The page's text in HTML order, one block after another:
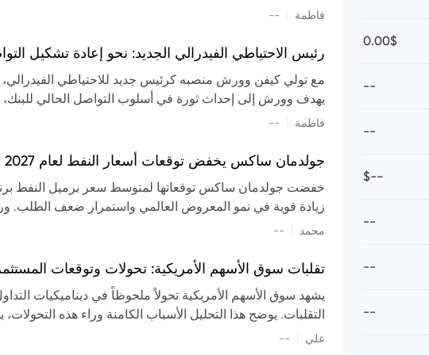
0.00$
--
--
--$
--
--
--
تشكيل تقييم الصناعة، مع توقعات بارتفاع مستمر في الأسعار
فاطمة --
رئيس الاحتياطي الفيدرالي الجديد: نحو إعادة تشكيل
مع تولي كيفن وورش منصبه كرئيس جديد للاحتياطي الفيدرالي،
يهدف وورش إلى إحداث ثورة في أسلوب التواصل الحالي للبنك،
السياسة ويمنح البنك المركزي دوراً مبالغاً فيه. يسعى إلى
فاطمة --
جولدمان ساكس يخفض توقعات أسعار النفط لعام 2027 وسط تغيرات في العرض والطلب
زيادة قوية في نمو المعروض العالمي واستمرار ضعف الطلب.
العالمية في الربع الثاني
سابقًا. من المتوقع عودة صادرات دول الخليج إلى طبيعتها
عدم اليقين الجيوسياسي يمكن أن يؤدي إلى تقلبات سعرية
استمرار الاضطرابات، وسيناريوهات لانخفاض الأسعار في
إضافي.
محمد --
تقلبات سوق الأسهم الأمريكية: تحولات وتوقعات
يشهد سوق الأسهم الأمريكية تحولاً ملحوظاً في ديناميكيات
التقلبات. يوضح هذا التحليل الأسباب الكامنة وراء هذه
علي --